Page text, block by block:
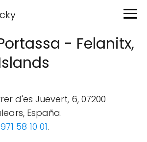
- Felanitx,
d'es Juevert, 6, 07200
España.
58 10 01.